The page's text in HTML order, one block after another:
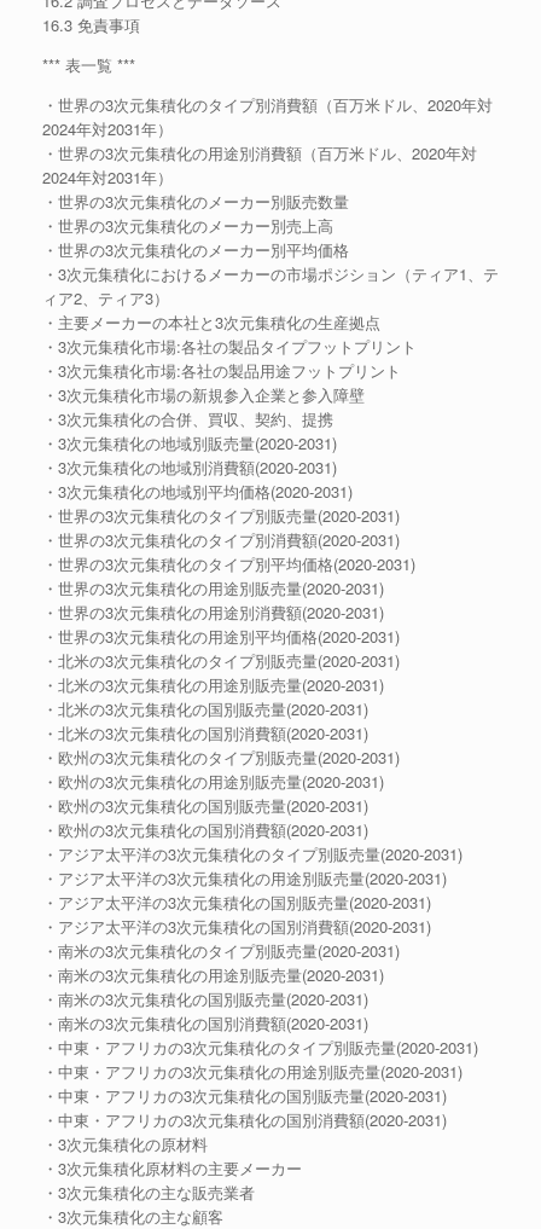
16.3 免責事項
*** 表一覧 ***
・世界の3次元集積化のタイプ別消費額（百万米ドル、2020年対
2024年対2031年）
・世界の3次元集積化の用途別消費額（百万米ドル、2020年対
2024年対2031年）
・世界の3次元集積化のメーカー別販売数量
・世界の3次元集積化のメーカー別売上高
・世界の3次元集積化のメーカー別平均価格
・3次元集積化におけるメーカーの市場ポジション（ティア1、テ
ィア2、ティア3）
・主要メーカーの本社と3次元集積化の生産拠点
・3次元集積化市場:各社の製品タイプフットプリント
・3次元集積化市場:各社の製品用途フットプリント
・3次元集積化市場の新規参入企業と参入障壁
・3次元集積化の合併、買収、契約、提携
・3次元集積化の地域別販売量(2020-2031)
・3次元集積化の地域別消費額(2020-2031)
・3次元集積化の地域別平均価格(2020-2031)
・世界の3次元集積化のタイプ別販売量(2020-2031)
・世界の3次元集積化のタイプ別消費額(2020-2031)
・世界の3次元集積化のタイプ別平均価格(2020-2031)
・世界の3次元集積化の用途別販売量(2020-2031)
・世界の3次元集積化の用途別消費額(2020-2031)
・世界の3次元集積化の用途別平均価格(2020-2031)
・北米の3次元集積化のタイプ別販売量(2020-2031)
・北米の3次元集積化の用途別販売量(2020-2031)
・北米の3次元集積化の国別販売量(2020-2031)
・北米の3次元集積化の国別消費額(2020-2031)
・欧州の3次元集積化のタイプ別販売量(2020-2031)
・欧州の3次元集積化の用途別販売量(2020-2031)
・欧州の3次元集積化の国別販売量(2020-2031)
・欧州の3次元集積化の国別消費額(2020-2031)
・アジア太平洋の3次元集積化のタイプ別販売量(2020-2031)
・アジア太平洋の3次元集積化の用途別販売量(2020-2031)
・アジア太平洋の3次元集積化の国別販売量(2020-2031)
・アジア太平洋の3次元集積化の国別消費額(2020-2031)
・南米の3次元集積化のタイプ別販売量(2020-2031)
・南米の3次元集積化の用途別販売量(2020-2031)
・南米の3次元集積化の国別販売量(2020-2031)
・南米の3次元集積化の国別消費額(2020-2031)
・中東・アフリカの3次元集積化のタイプ別販売量(2020-2031)
・中東・アフリカの3次元集積化の用途別販売量(2020-2031)
・中東・アフリカの3次元集積化の国別販売量(2020-2031)
・中東・アフリカの3次元集積化の国別消費額(2020-2031)
・3次元集積化の原材料
・3次元集積化原材料の主要メーカー
・3次元集積化の主な販売業者
・3次元集積化の主な顧客